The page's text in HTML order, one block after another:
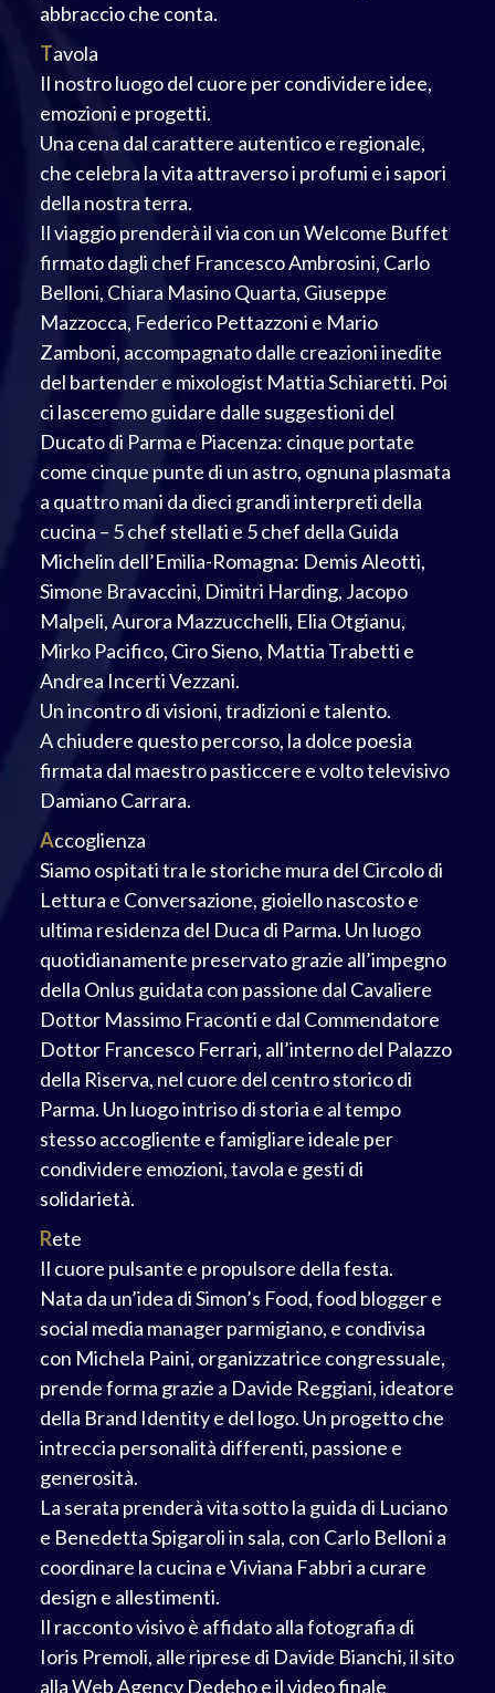
abbraccio che conta.
Tavola
Il nostro luogo del cuore per condividere idee,
emozioni e progetti.
Una cena dal carattere autentico e regionale,
che celebra la vita attraverso i profumi e i sapori
della nostra terra.
Il viaggio prenderà il via con un Welcome Buffet
firmato dagli chef Francesco Ambrosini, Carlo
Belloni, Chiara Masino Quarta, Giuseppe
Mazzocca, Federico Pettazzoni e Mario
Zamboni, accompagnato dalle creazioni inedite
del bartender e mixologist Mattia Schiaretti. Poi
ci lasceremo guidare dalle suggestioni del
Ducato di Parma e Piacenza: cinque portate
come cinque punte di un astro, ognuna plasmata
a quattro mani da dieci grandi interpreti della
cucina – 5 chef stellati e 5 chef della Guida
Michelin dell’Emilia-Romagna: Demis Aleotti,
Simone Bravaccini, Dimitri Harding, Jacopo
Malpeli, Aurora Mazzucchelli, Elia Otgianu,
Mirko Pacifico, Ciro Sieno, Mattia Trabetti e
Andrea Incerti Vezzani.
Un incontro di visioni, tradizioni e talento.
A chiudere questo percorso, la dolce poesia
firmata dal maestro pasticcere e volto televisivo
Damiano Carrara.
Accoglienza
Siamo ospitati tra le storiche mura del Circolo di
Lettura e Conversazione, gioiello nascosto e
ultima residenza del Duca di Parma. Un luogo
quotidianamente preservato grazie all’impegno
della Onlus guidata con passione dal Cavaliere
Dottor Massimo Fraconti e dal Commendatore
Dottor Francesco Ferrari, all’interno del Palazzo
della Riserva, nel cuore del centro storico di
Parma. Un luogo intriso di storia e al tempo
stesso accogliente e famigliare ideale per
condividere emozioni, tavola e gesti di
solidarietà.
Rete
Il cuore pulsante e propulsore della festa.
Nata da un’idea di Simon’s Food, food blogger e
social media manager parmigiano, e condivisa
con Michela Paini, organizzatrice congressuale,
prende forma grazie a Davide Reggiani, ideatore
della Brand Identity e del logo. Un progetto che
intreccia personalità differenti, passione e
generosità.
La serata prenderà vita sotto la guida di Luciano
e Benedetta Spigaroli in sala, con Carlo Belloni a
coordinare la cucina e Viviana Fabbri a curare
design e allestimenti.
Il racconto visivo è affidato alla fotografia di
Ioris Premoli, alle riprese di Davide Bianchi, il sito
alla Web Agency Dedeho e il video finale